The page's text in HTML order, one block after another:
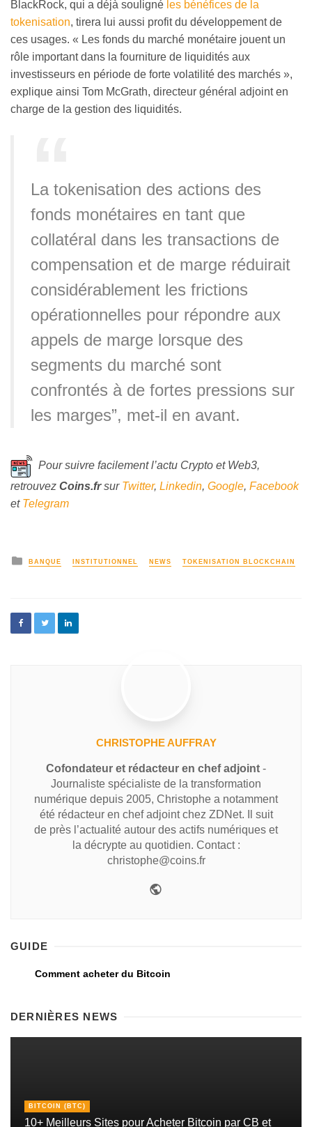
BlackRock, qui a déjà souligné les bénéfices de la
tokenisation, tirera lui aussi profit du développement de
ces usages. « Les fonds du marché monétaire jouent un
rôle important dans la fourniture de liquidités aux
investisseurs en période de forte volatilité des marchés »,
explique ainsi Tom McGrath, directeur général adjoint en
charge de la gestion des liquidités.
La tokenisation des actions des
fonds monétaires en tant que
collatéral dans les transactions de
compensation et de marge réduirait
considérablement les frictions
opérationnelles pour répondre aux
appels de marge lorsque des
segments du marché sont
confrontés à de fortes pressions sur
les marges”, met-il en avant.
Pour suivre facilement l’actu Crypto et Web3,
retrouvez Coins.frsur Twitter, Linkedin, Google, Facebook
et Telegram
BANQUE INSTITUTIONNEL NEWS TOKENISATION BLOCKCHAIN
CHRISTOPHE AUFFRAY
Cofondateur et rédacteur en chef adjoint -
Journaliste spécialiste de la transformation
numérique depuis 2005, Christophe a notamment
été rédacteur en chef adjoint chez ZDNet. Il suit
de près l’actualité autour des actifs numériques et
la décrypte au quotidien. Contact :
christophe@coins.fr
GUIDE
Comment acheter du Bitcoin
DERNIÈRES NEWS
BITCOIN (BTC)
10+ Meilleurs Sites pour Acheter Bitcoin par CB et